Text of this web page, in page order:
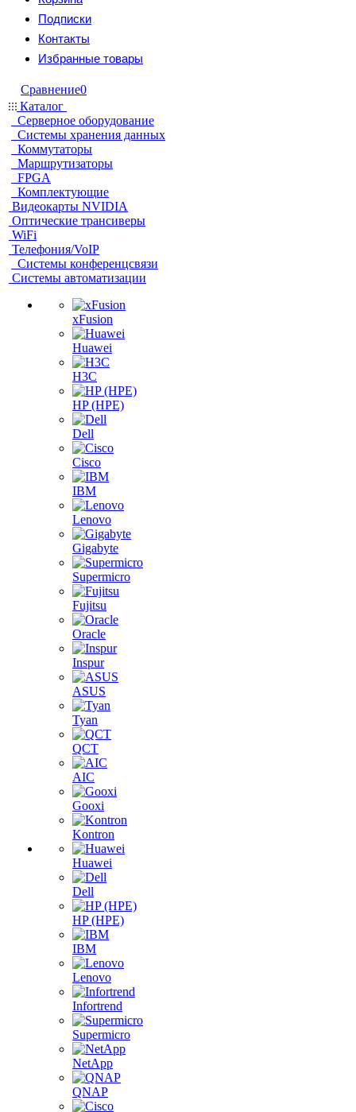
Подписки
Контакты
Избранные товары
Сравнение0
Каталог
Серверное оборудование
Системы хранения данных
Коммутаторы
Маршрутизаторы
FPGA
Комплектующие
Видеокарты NVIDIA
Оптические трансиверы
WiFi
Телефония/VoIP
Системы конференцсвязи
Системы автоматизации
xFusion
Huawei
H3C
HP (HPE)
Dell
Cisco
IBM
Lenovo
Gigabyte
Supermicro
Fujitsu
Oracle
Inspur
ASUS
Tyan
QCT
AIC
Gooxi
Kontron
Huawei
Dell
HP (HPE)
IBM
Lenovo
Infortrend
Supermicro
NetApp
QNAP